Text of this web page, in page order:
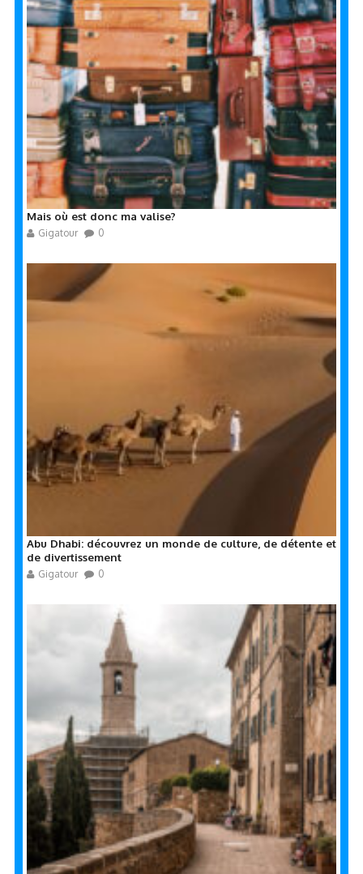
Mais où est donc ma valise?
Gigatour 0
Abu Dhabi: découvrez un monde de culture, de détente et
de divertissement
Gigatour 0